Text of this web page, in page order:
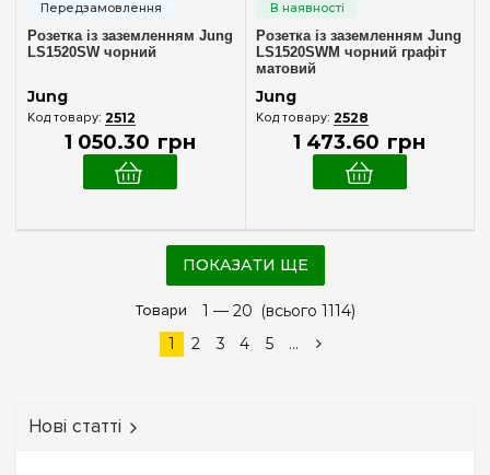
Розетка із заземленням Jung
LS1520SW чорний
Jung
2512
1 050.30 грн
Розетка із заземленням Jung
LS1520SWM чорний графіт
матовий
Jung
2528
1 473.60 грн
ПОКАЗАТИ ЩЕ
Товари 1 — 20 (всього 1114)
1
2 3 4 5 ...
Нові статті